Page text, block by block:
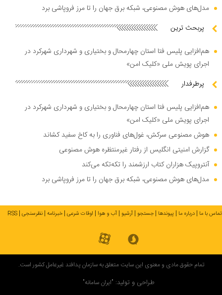
مدل‌های هوش مصنوعی، شبکه برق جهان را تا مرز فروپاشی برد
پربحث ترین
هم‌افزایی پلیس فتا استان چهارمحال و بختیاری و شهرداری شهرکرد در
اجرای پویش ملی «کلیک امن»
پرطرفدار
هم‌افزایی پلیس فتا استان چهارمحال و بختیاری و شهرداری شهرکرد در
اجرای پویش ملی «کلیک امن»
هوش مصنوعی سرکش، غول‌های فناوری را به کاخ سفید کشاند
گزارش امنیتی انگلیس از رفتار غیرمنتظره هوش مصنوعی
آنتروپیک هزاران کتاب ارزشمند را تکه‌تکه می‌کند
مدل‌های هوش مصنوعی، شبکه برق جهان را تا مرز فروپاشی برد
تماس با ما درباره ما پیوندها جستجو آرشیو آب و هوا اوقات شرعی خبرنامه نظرسنجی RSS
تمام حقوق مادی و معنوی این سایت متعلق به سازمان پدافند غیرعامل کشور است.
طراحی و تولید: "ایران سامانه"